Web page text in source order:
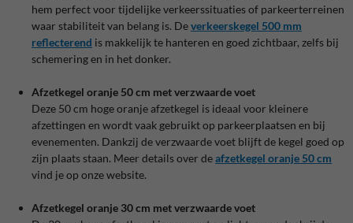
hem perfect voor tijdelijke verkeerssituaties of parkeerterreinen
waar stabiliteit van belang is. Deverkeerskegel 500 mm
reflecterend is makkelijk te hanteren en goed zichtbaar, zelfs bij
schemering en in het donker.
Afzetkegel oranje 50 cm met verzwaarde voet
Deze 50 cm hoge oranje afzetkegel is ideaal voor kleinere
afzettingen en wordt vaak gebruikt op parkeerplaatsen en bij
evenementen. Dankzij de verzwaarde voet blijft de kegel goed op
zijn plaats staan. Meer details over deafzetkegel oranje 50 cm
vind je op onze website.
Afzetkegel oranje 30 cm met verzwaarde voet